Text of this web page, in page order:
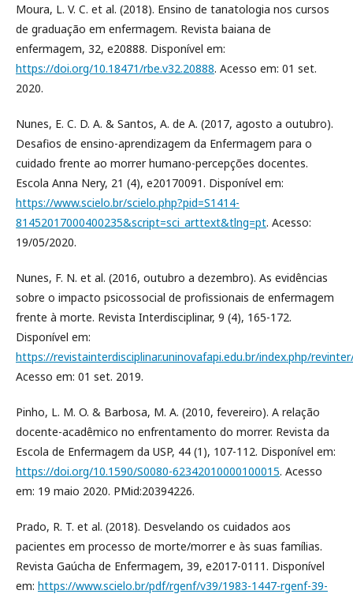
Moura, L. V. C. et al. (2018). Ensino de tanatologia nos cursos
de graduação em enfermagem. Revista baiana de
enfermagem, 32, e20888. Disponível em:
https://doi.org/10.18471/rbe.v32.20888. Acesso em: 01 set.
2020.
Nunes, E. C. D. A. & Santos, A. de A. (2017, agosto a outubro).
Desafios de ensino-aprendizagem da Enfermagem para o
cuidado frente ao morrer humano-percepções docentes.
Escola Anna Nery, 21 (4), e20170091. Disponível em:
https://www.scielo.br/scielo.php?pid=S1414-
81452017000400235&script=sci_arttext&tlng=pt. Acesso:
19/05/2020.
Nunes, F. N. et al. (2016, outubro a dezembro). As evidências
sobre o impacto psicossocial de profissionais de enfermagem
frente à morte. Revista Interdisciplinar, 9 (4), 165-172.
Disponível em:
https://revistainterdisciplinar.uninovafapi.edu.br/index.php/
Acesso em: 01 set. 2019.
Pinho, L. M. O. & Barbosa, M. A. (2010, fevereiro). A relação
docente-acadêmico no enfrentamento do morrer. Revista da
Escola de Enfermagem da USP, 44 (1), 107-112. Disponível em:
https://doi.org/10.1590/S0080-62342010000100015. Acesso
em: 19 maio 2020. PMid:20394226.
Prado, R. T. et al. (2018). Desvelando os cuidados aos
pacientes em processo de morte/morrer e às suas famílias.
Revista Gaúcha de Enfermagem, 39, e2017-0111. Disponível
em: https://www.scielo.br/pdf/rgenf/v39/1983-1447-rgenf-39-